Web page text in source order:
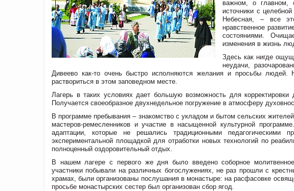
важном, о главном,
источники с
Небесная, – все
нравственное
состояниями.
изменения в жизнь
Здесь как нигде
неудачи,
Дивеево как-то очень быстро исполняются желания и просьбы
раствориться в этом заповедном месте.
Лагерь в таких условиях дает большую возможность для корректировки
Получается своеобразное двухнедельное погружение в атмосферу
В программе пребывания – знакомство с укладом и бытом сельских
мастеров-ремесленников и участие в насыщенной культурной
адаптации, которые не решались традиционными педагогическими
экспериментальной площадкой для отработки новых технологий по
полноценный оздоровительный отдых.
В нашем лагере с первого же дня было введено соборное
участники побывали на различных богослужениях, не раз прошли с
храмах, были организованы послушания в монастыре: на расфасовке
просьбе монастырских сестер был организован сбор ягод.